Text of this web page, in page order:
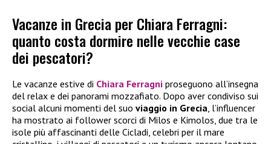
Vacanze in Grecia per Chiara Ferragni:
quanto costa dormire nelle vecchie case
dei pescatori?
Le vacanze estive di Chiara Ferragni proseguono all’insegna
del relax e dei panorami mozzafiato. Dopo aver condiviso sui
social alcuni momenti del suo viaggio in Grecia , l’influencer
ha mostrato ai follower scorci di Milos e Kimolos, due tra le
isole più affascinanti delle Cicladi, celebri per il mare